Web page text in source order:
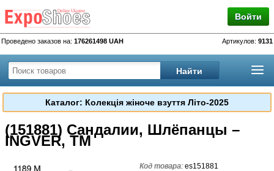
Войти
Проведено заказов на: 176261498 UAH Артикулов: 9131
Каталог: Колекція жіноче взуття Літо-2025
(151881) Сандалии, Шлёпанцы –
INGVER, TM
Код товара:es151881